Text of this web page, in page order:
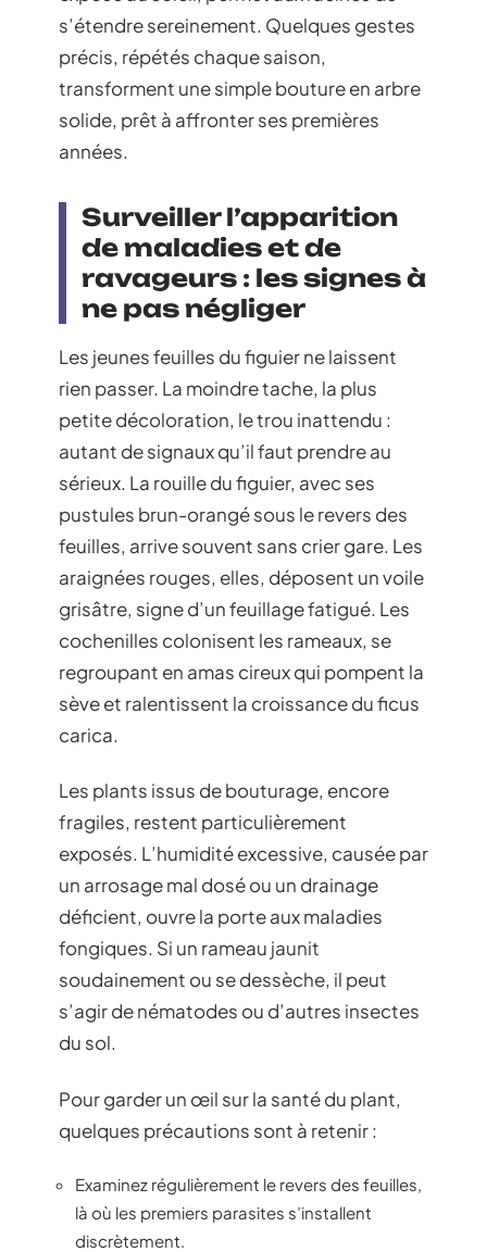
s’étendre sereinement. Quelques gestes
précis, répétés chaque saison,
transforment une simple bouture en arbre
solide, prêt à affronter ses premières
années.
Surveiller l’apparition
de maladies et de
ravageurs : les signes à
ne pas négliger
Les jeunes feuilles du figuier ne laissent
rien passer. La moindre tache, la plus
petite décoloration, le trou inattendu :
autant de signaux qu’il faut prendre au
sérieux. La rouille du figuier, avec ses
pustules brun-orangé sous le revers des
feuilles, arrive souvent sans crier gare. Les
araignées rouges, elles, déposent un voile
grisâtre, signe d’un feuillage fatigué. Les
cochenilles colonisent les rameaux, se
regroupant en amas cireux qui pompent la
sève et ralentissent la croissance du ficus
carica.
Les plants issus de bouturage, encore
fragiles, restent particulièrement
exposés. L’humidité excessive, causée par
un arrosage mal dosé ou un drainage
déficient, ouvre la porte aux maladies
fongiques. Si un rameau jaunit
soudainement ou se dessèche, il peut
s’agir de nématodes ou d’autres insectes
du sol.
Pour garder un œil sur la santé du plant,
quelques précautions sont à retenir :
Examinez régulièrement le revers des feuilles,
là où les premiers parasites s’installent
discrètement.